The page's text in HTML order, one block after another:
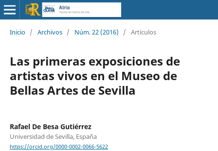
Inicio / Archivos / Núm. 22 (2016) / Artículos
Las primeras exposiciones de
artistas vivos en el Museo de
Bellas Artes de Sevilla
Rafael De Besa Gutiérrez
Universidad de Sevilla, España
https://orcid.org/0000-0002-0066-5622